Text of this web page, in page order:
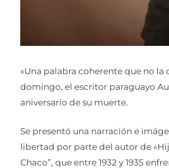
«Una palabra coherente que no la
domingo, el escritor paraguayo
aniversario de su muerte.
Se presentó una narración e
libertad por parte del autor de
Chaco”, que entre 1932 y 1935